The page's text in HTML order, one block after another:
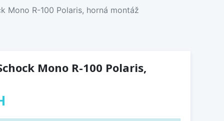
Mono R-100 Polaris, horná montáž
Mono R-100 Polaris,